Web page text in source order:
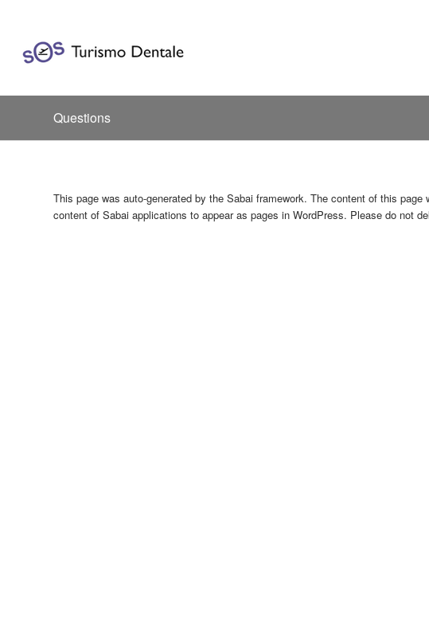
Questions
This page was auto-generated by the Sabai framework. The content of this
content of Sabai applications to appear as pages in WordPress. Please do not